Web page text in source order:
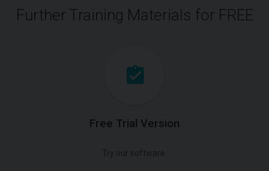
Further Training Materials for FREE
Free Trial Version